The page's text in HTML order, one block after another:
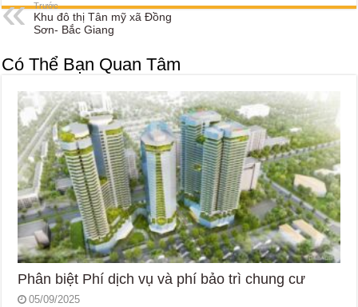
Trước
Khu đô thị Tân mỹ xã Đồng
Sơn- Bắc Giang
Có Thể Bạn Quan Tâm
Phân biệt Phí dịch vụ và phí bảo trì chung cư
05/09/2025